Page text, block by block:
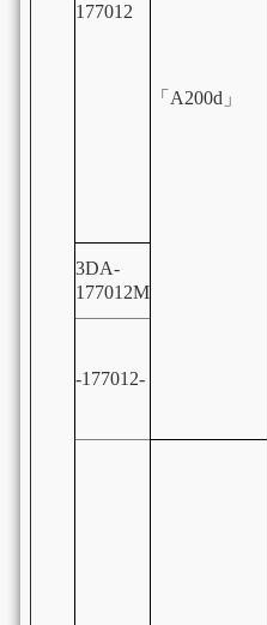
177012
「A200d」
3DA-
177012M
-177012-